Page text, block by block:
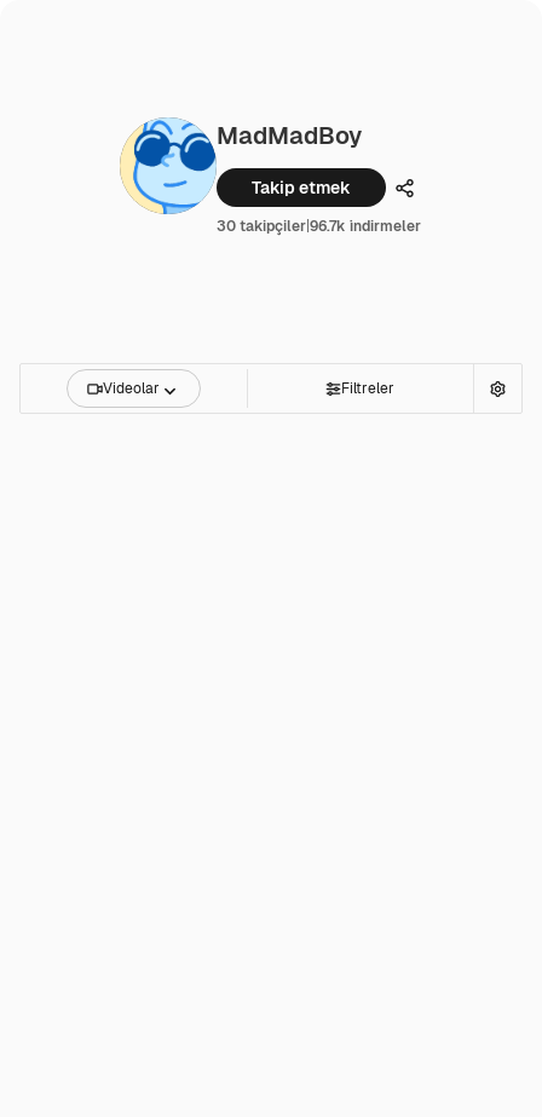
MadMadBoy
Takip etmek Paylaşmak
30 takipçiler|96.7k i̇ndirmeler
Videolar Filtreler